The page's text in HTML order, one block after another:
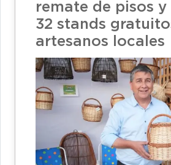
remate de pisos
32 stands
artesanos locales